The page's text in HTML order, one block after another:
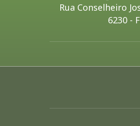
Rua Conselheiro
6230 -